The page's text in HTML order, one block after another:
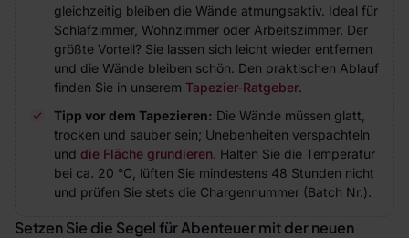
gleichzeitig bleiben die Wände atmungsaktiv. Ideal für
Schlafzimmer, Wohnzimmer oder Arbeitszimmer. Der
größte Vorteil? Sie lassen sich leicht wieder entfernen
und die Wände bleiben schön. Den praktischen Ablauf
finden Sie in unserem Tapezier-Ratgeber.
Tipp vor dem Tapezieren: Die Wände müssen glatt,
trocken und sauber sein; Unebenheiten verspachteln
und die Fläche grundieren. Halten Sie die Temperatur
bei ca. 20 °C, lüften Sie mindestens 48 Stunden nicht
und prüfen Sie stets die Chargennummer (Batch Nr.).
Setzen Sie die Segel für Abenteuer mit der neuen